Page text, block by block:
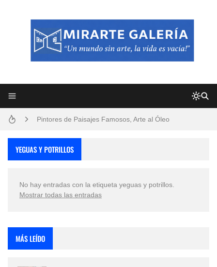
Pintores de Paisajes Famosos, Arte al Óleo
YEGUAS Y POTRILLOS
No hay entradas con la etiqueta yeguas y potrillos
Mostrar todas las entradas
MÁS LEÍDO